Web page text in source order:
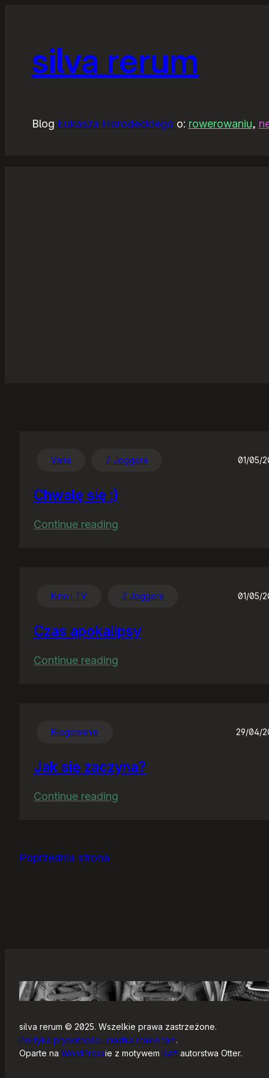
silva rerum
Blog Łukasza Horodeckiego o: rowerowaniu,
Varia Z Joggera 01/05/
Chwalę się :)
Continue reading
Kino i TV Z Joggera 01/05/
Czas apokalipsy
Continue reading
Blogowanie 29/04/
Jak się zaczyna?
Continue reading
Poprzednia strona
silva rerum © 2025. Wszelkie prawa zastrzeżone.
Polityka prywatności, ciastka i takie tam.
Oparte na WordPressie z motywem Raft autorstwa Otter.